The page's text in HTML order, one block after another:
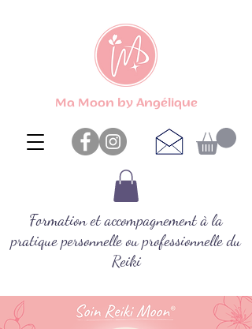
Ma Moon by Angélique
Formation et accompagnement à la
pratique personnelle ou professionnelle du
Reiki